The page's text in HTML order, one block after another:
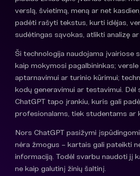
verslą, švietimą, meną ar net
padėti rašyti tekstus, kurti idėjas,
sudėtingas sąvokas, atlikti analizę
Ši technologija naudojama įvairiose
kaip mokymosi pagalbininkas; versle
aptarnavimui ar turinio kūrimui;
kodų generavimui ar testavimui. Dėl
ChatGPT tapo įrankiu, kuris gali
profesionalams, tiek studentams ar
Nors ChatGPT pasižymi
nėra žmogus – kartais gali pateikti
informaciją. Todėl svarbu naudoti jį
ne kaip galutinį žinių šaltinį.